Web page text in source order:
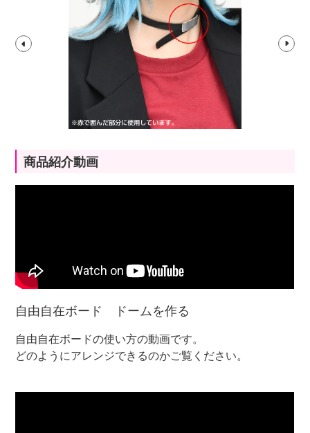
商品紹介動画
自由自在ボード ドームを作る
自由自在ボードの使い方の動画です。
どのようにアレンジできるのかご覧ください。